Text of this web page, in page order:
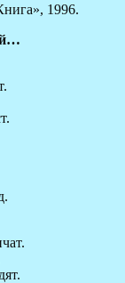
1996.